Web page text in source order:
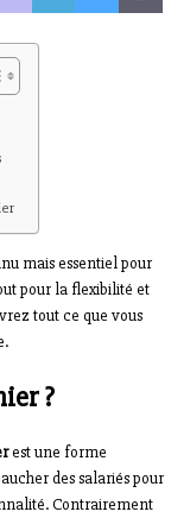
mais essentiel pour
pour la flexibilité et
tout ce que vous
?
est une forme
des salariés pour
Contrairement